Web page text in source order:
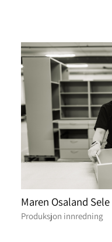
Maren Osaland Sele
Produksjon innredning